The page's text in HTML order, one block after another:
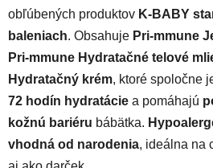
obľúbených produktov K-BABY
baleniach. Obsahuje Pri-mmune
Pri-mmune Hydratačné telové
Hydratačný krém, ktoré spoločne
72 hodín hydratácie a pomáhajú
kožnú bariéru bábätka.
vhodná od narodenia, ideálna na